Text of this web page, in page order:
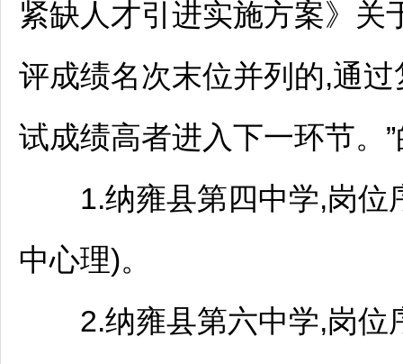
紧缺人才引进实施方案》关
评成绩名次末位并列的,通
试成绩高者进入下一环节。
1.纳雍县第四中学,岗位
中心理)。
2.纳雍县第六中学,岗位